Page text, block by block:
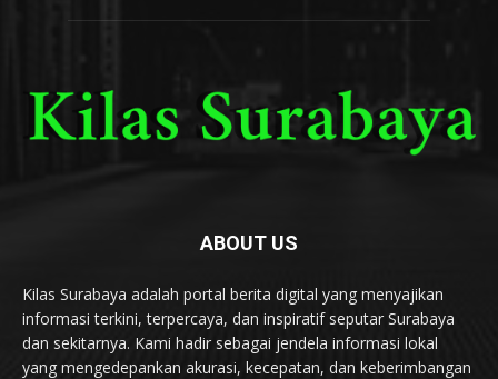
ABOUT US
Kilas Surabaya adalah portal berita digital yang menyajikan
informasi terkini, terpercaya, dan inspiratif seputar Surabaya
dan sekitarnya. Kami hadir sebagai jendela informasi lokal
yang mengedepankan akurasi, kecepatan, dan keberimbangan